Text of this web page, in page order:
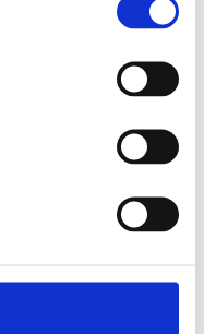
y calma
seguridad